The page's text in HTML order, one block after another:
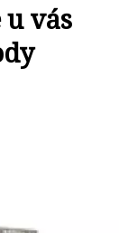
vás